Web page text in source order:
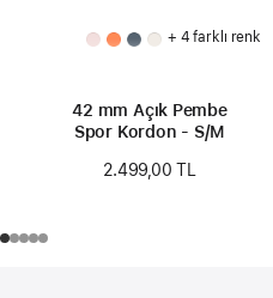
+ 4 farklı renk
42 mm Açık Pembe
Spor Kordon - S/M
2.499,00 TL